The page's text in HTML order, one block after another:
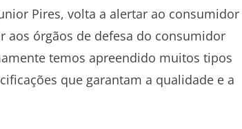
Pires, volta a alertar ao consumidor
aos órgãos de defesa do consumidor
temos apreendido muitos tipos
que garantam a qualidade e a